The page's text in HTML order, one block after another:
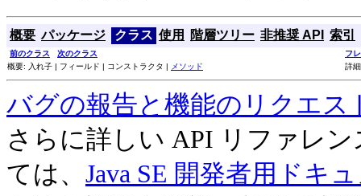
概要 パッケージ クラス 使用 階層ツリー 非推奨 API 索引
前のクラス 次のクラス
フ
概要: 入れ子 | フィールド | コンストラクタ |
メソッド 詳
バグの報告と機能のリクエス
さらに詳しい API リファレ
ては、 Java SE 開発者用ドキ